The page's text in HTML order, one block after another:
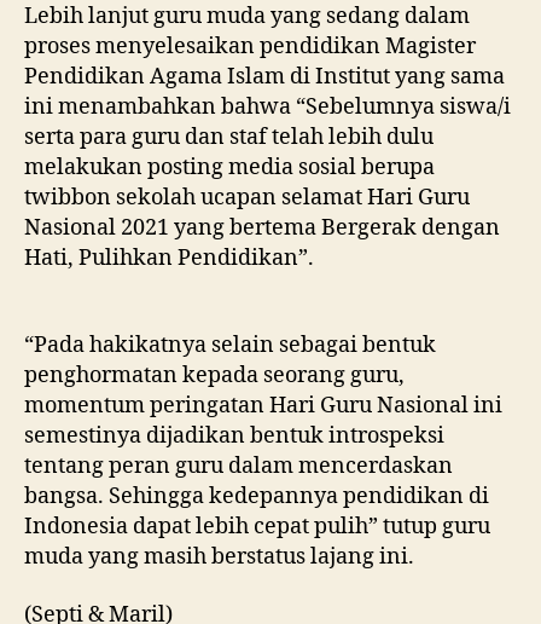
Lebih lanjut guru muda yang sedang dalam
proses menyelesaikan pendidikan Magister
Pendidikan Agama Islam di Institut yang sama
ini menambahkan bahwa “Sebelumnya siswa/i
serta para guru dan staf telah lebih dulu
melakukan posting media sosial berupa
twibbon sekolah ucapan selamat Hari Guru
Nasional 2021 yang bertema Bergerak dengan
Hati, Pulihkan Pendidikan”.
“Pada hakikatnya selain sebagai bentuk
penghormatan kepada seorang guru,
momentum peringatan Hari Guru Nasional ini
semestinya dijadikan bentuk introspeksi
tentang peran guru dalam mencerdaskan
bangsa. Sehingga kedepannya pendidikan di
Indonesia dapat lebih cepat pulih” tutup guru
muda yang masih berstatus lajang ini.
(Septi & Maril)